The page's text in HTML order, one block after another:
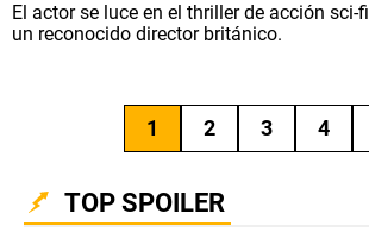
El actor se luce en el thriller de acción sci-
un reconocido director británico.
1 2 3 4
TOP SPOILER